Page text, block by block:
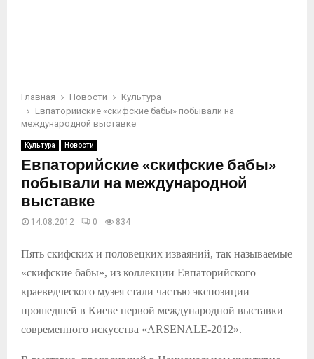
Главная Новости
Культура
Евпаторийские «скифские бабы» побывали на
международной выставке
Культура Новости
Евпаторийские «скифские бабы»
побывали на международной
выставке
14.08.2012 0 834
Пять скифских и половецких изваяний, так называемые
«скифские бабы», из коллекции Евпаторийского
краеведческого музея стали частью экспозиции
прошедшей в Киеве первой международной выставки
современного искусства «ARSENALE-2012».